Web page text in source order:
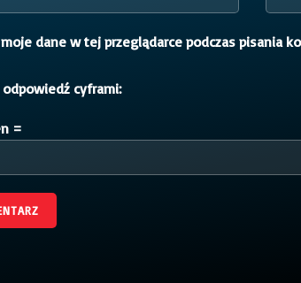
dane w tej przeglądarce podczas pisania
cyframi:
=